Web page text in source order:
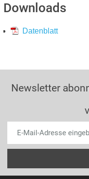
Downloads
Datenblatt
Newsletter